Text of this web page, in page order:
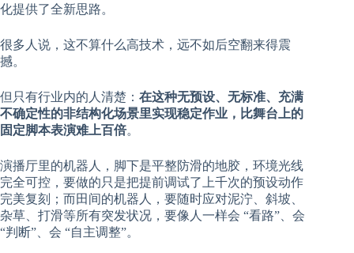
化提供了全新思路。
很多人说，这不算什么高技术，远不如后空翻来得震
撼。
但只有行业内的人清楚： 在这种无预设、无标准、充满
不确定性的非结构化场景里实现稳定作业，比舞台上的
固定脚本表演难上百倍。
演播厅里的机器人，脚下是平整防滑的地胶，环境光线
完全可控，要做的只是把提前调试了上千次的预设动作
完美复刻；而田间的机器人，要随时应对泥泞、斜坡、
杂草、打滑等所有突发状况，要像人一样会 “看路”、会
“判断”、会 “自主调整”。